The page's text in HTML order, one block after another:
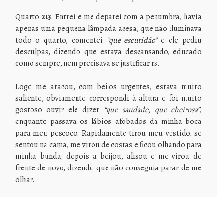
Quarto 213. Entrei e me deparei com a penumbra, havia
apenas uma pequena lâmpada acesa, que não iluminava
todo o quarto, comentei “que escuridão”e ele pediu
desculpas, dizendo que estava descansando, educado
como sempre, nem precisava se justificar rs.
Logo me atacou, com beijos urgentes, estava muito
saliente, obviamente correspondi à altura e foi muito
gostoso ouvir ele dizer “que saudade, que cheirosa”,
enquanto passava os lábios afobados da minha boca
para meu pescoço. Rapidamente tirou meu vestido, se
sentou na cama, me virou de costas e ficou olhando para
minha bunda, depois a beijou, alisou e me virou de
frente de novo, dizendo que não conseguia parar de me
olhar.